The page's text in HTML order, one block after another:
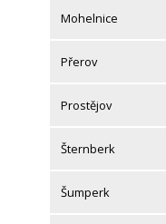
Mohelnice
Přerov
Prostějov
Šternberk
Šumperk